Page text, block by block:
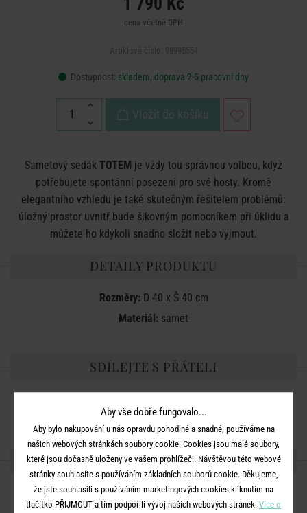
cena včetně DPH
Dostupnost: skladem, doprava 2-5 pracovní dny
Vložit do košíku
Sametový sedák TOTEM je vždy tou správnou volbou, když
potřebujete spontánní posezení pro své hosty. Kromě
elegantního vzhledu je také skutečným řešitelem problémů:
úložný prostor uvnitř bude šikovným pomocníkem při úklidu a
můžete ho kdykoli snadno složit nebo vyjmout.
DETAILY PRODUKTU
Rozměry:D 40 x Š 40 cm
Materiál: samet
SDÍLEJTE S PŘÁTELI
DALŠÍ PRODUKTY ZE SÉRIE
Aby vše dobře fungovalo...
Aby bylo nakupování u nás opravdu pohodlné a snadné, používáme na
našich webových stránkách soubory cookie. Cookies jsou malé soubory,
které jsou dočasně uloženy ve vašem prohlížeči. Návštěvou této webové
stránky souhlasíte s používáním základních souborů cookie. Děkujeme,
že jste souhlasili s používáním marketingových cookies kliknutím na
tlačítko PŘIJMOUT a tím podpořili vývoj našich webových stránek. Více o